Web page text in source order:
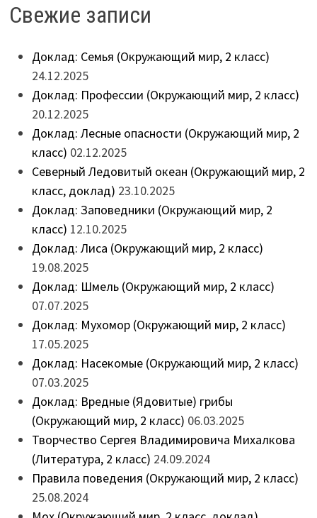
Свежие записи
Доклад: Семья (Окружающий мир, 2 класс)
24.12.2025
Доклад: Профессии (Окружающий мир, 2 класс)
20.12.2025
Доклад: Лесные опасности (Окружающий мир, 2
класс) 02.12.2025
Северный Ледовитый океан (Окружающий мир, 2
класс, доклад) 23.10.2025
Доклад: Заповедники (Окружающий мир, 2
класс) 12.10.2025
Доклад: Лиса (Окружающий мир, 2 класс)
19.08.2025
Доклад: Шмель (Окружающий мир, 2 класс)
07.07.2025
Доклад: Мухомор (Окружающий мир, 2 класс)
17.05.2025
Доклад: Насекомые (Окружающий мир, 2 класс)
07.03.2025
Доклад: Вредные (Ядовитые) грибы
(Окружающий мир, 2 класс) 06.03.2025
Творчество Сергея Владимировича Михалкова
(Литература, 2 класс) 24.09.2024
Правила поведения (Окружающий мир, 2 класс)
25.08.2024